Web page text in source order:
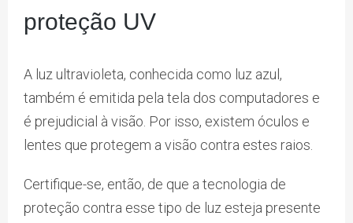
proteção UV
A luz ultravioleta, conhecida como luz azul,
também é emitida pela tela dos computadores e
é prejudicial à visão. Por isso, existem óculos e
lentes que protegem a visão contra estes raios.
Certifique-se, então, de que a tecnologia de
proteção contra esse tipo de luz esteja presente